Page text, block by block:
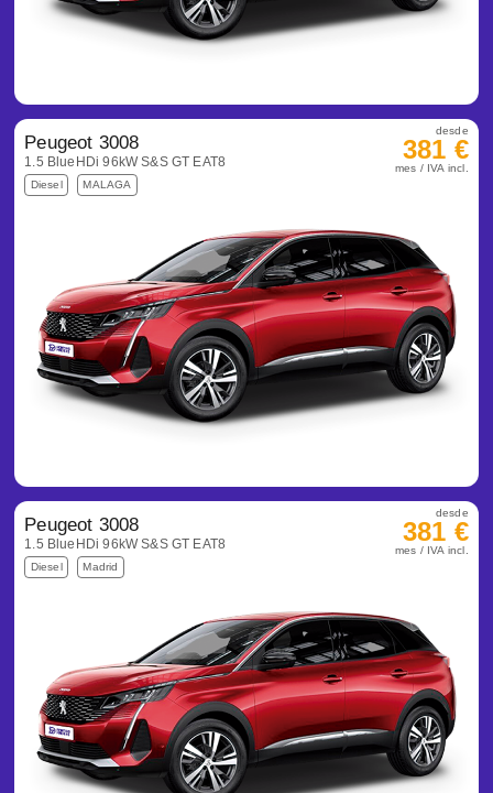
Peugeot 3008
1.5 BlueHDi 96kW S&S GT EAT8
Diesel MALAGA
desde
381 €
mes / IVA incl.
Peugeot 3008
1.5 BlueHDi 96kW S&S GT EAT8
Diesel Madrid
desde
381 €
mes / IVA incl.